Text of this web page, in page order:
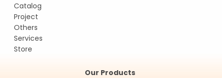
Catalog
Project
Others
Services
Store
Our Products